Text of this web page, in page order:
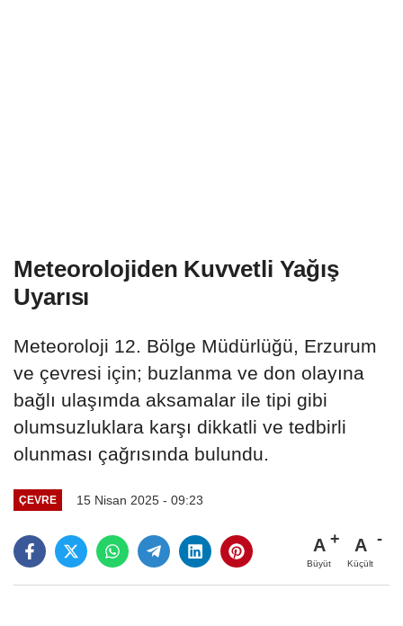
Meteorolojiden Kuvvetli Yağış
Uyarısı
Meteoroloji 12. Bölge Müdürlüğü, Erzurum
ve çevresi için; buzlanma ve don olayına
bağlı ulaşımda aksamalar ile tipi gibi
olumsuzluklara karşı dikkatli ve tedbirli
olunması çağrısında bulundu.
ÇEVRE 15 Nisan 2025 - 09:23
A
Büyüt
A
Küçült